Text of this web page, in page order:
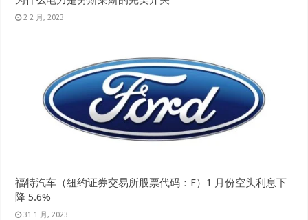
2 2 月, 2023
福特汽车（纽约证券交易所股票代码：F）1 月份空头利息下
降 5.6%
31 1 月, 2023